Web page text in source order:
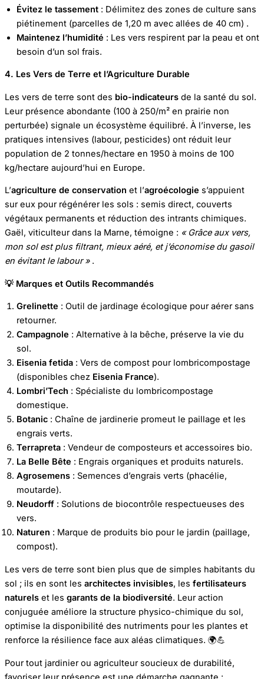
Évitez le tassement : Délimitez des zones de culture sans
piétinement (parcelles de 1,20 m avec allées de 40 cm) .
Maintenez l’humidité : Les vers respirent par la peau et ont
besoin d’un sol frais.
4. Les Vers de Terre et l’Agriculture Durable
Les vers de terre sont des bio-indicateurs de la santé du sol.
Leur présence abondante (100 à 250/m² en prairie non
perturbée) signale un écosystème équilibré. À l’inverse, les
pratiques intensives (labour, pesticides) ont réduit leur
population de 2 tonnes/hectare en 1950 à moins de 100
kg/hectare aujourd’hui en Europe.
L’agriculture de conservation et l’agroécologie s’appuient
sur eux pour régénérer les sols : semis direct, couverts
végétaux permanents et réduction des intrants chimiques.
Gaël, viticulteur dans la Marne, témoigne : « Grâce aux vers,
mon sol est plus filtrant, mieux aéré, et j’économise du gasoil
en évitant le labour ».
💡 Marques et Outils Recommandés
Grelinette : Outil de jardinage écologique pour aérer sans
retourner.
Campagnole : Alternative à la bêche, préserve la vie du
sol.
Eisenia fetida : Vers de compost pour lombricompostage
(disponibles chez Eisenia France).
Lombri’Tech : Spécialiste du lombricompostage
domestique.
Botanic : Chaîne de jardinerie promeut le paillage et les
engrais verts.
Terrapreta : Vendeur de composteurs et accessoires bio.
La Belle Bête : Engrais organiques et produits naturels.
Agrosemens : Semences d’engrais verts (phacélie,
moutarde).
Neudorff : Solutions de biocontrôle respectueuses des
vers.
Naturen : Marque de produits bio pour le jardin (paillage,
compost).
Les vers de terre sont bien plus que de simples habitants du
sol ; ils en sont les architectes invisibles, les fertilisateurs
naturels et les garants de la biodiversité. Leur action
conjuguée améliore la structure physico-chimique du sol,
optimise la disponibilité des nutriments pour les plantes et
renforce la résilience face aux aléas climatiques. 🌍💪
Pour tout jardinier ou agriculteur soucieux de durabilité,